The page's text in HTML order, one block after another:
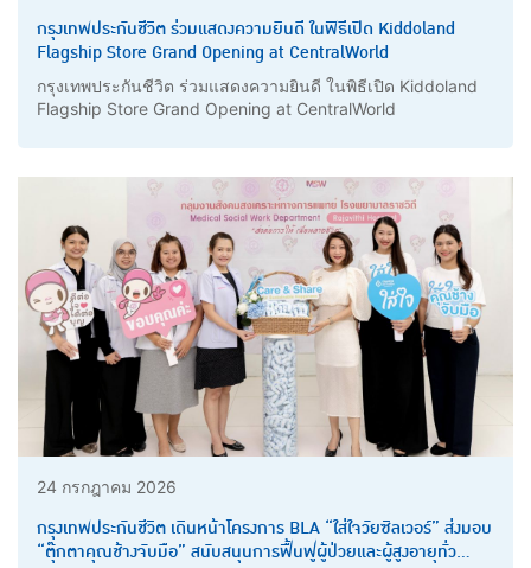
กรุงเทพประกันชีวิต ร่วมแสดงความยินดี ในพิธีเปิด Kiddoland
Flagship Store Grand Opening at CentralWorld
กรุงเทพประกันชีวิต ร่วมแสดงความยินดี ในพิธีเปิด Kiddoland
Flagship Store Grand Opening at CentralWorld
24 กรกฎาคม 2026
กรุงเทพประกันชีวิต เดินหน้าโครงการ BLA “ใส่ใจวัยซิลเวอร์” ส่งมอบ
“ตุ๊กตาคุณช้างจับมือ” สนับสนุนการฟื้นฟูผู้ป่วยและผู้สูงอายุทั่ว